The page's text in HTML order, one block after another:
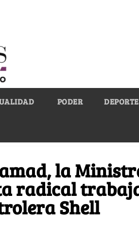
PODER
la
radical
Shell